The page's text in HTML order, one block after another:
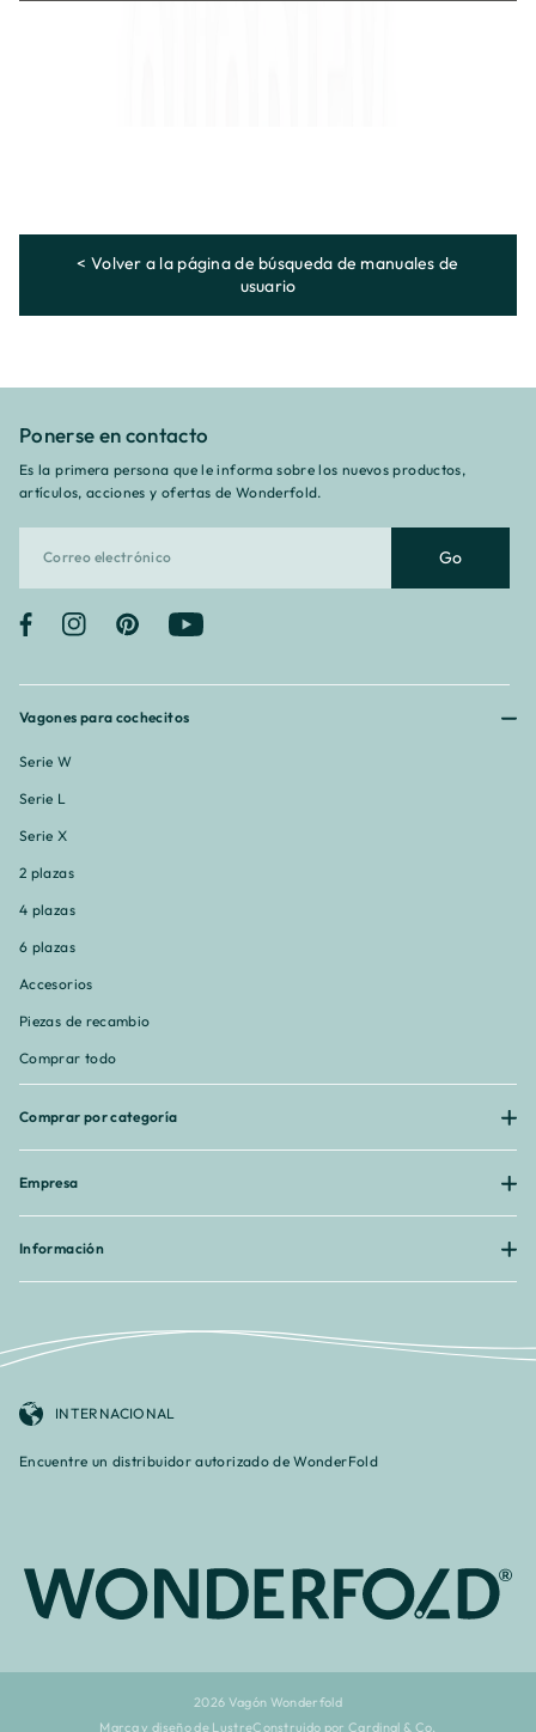
< Volver a la página de búsqueda de manuales de
usuario
Vagones para cochecitos
Serie W
Serie L
Serie X
2 plazas
4 plazas
6 plazas
Accesorios
Piezas de recambio
Comprar todo
Comprar por categoría
Empresa
Información
Ponerse en contacto
Es la primera persona que le informa sobre los nuevos productos,
artículos, acciones y ofertas de Wonderfold.
Go
FacebookInstagramPinterest YouTube
INTERNACIONAL
Encuentre un distribuidor autorizado de WonderFold
2026 Vagón Wonderfold
Marca y diseño de LustreConstruido por Cardinal & Co.